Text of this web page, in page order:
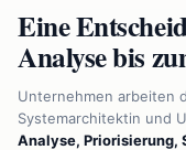
Eine
Analyse bis
Unternehmen arbeiten
Systemarchitektin und
Analyse, Priorisierung,